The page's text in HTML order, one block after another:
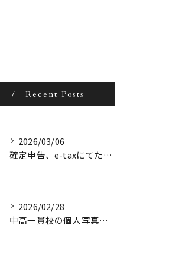
Recent Posts
2026/03/06
確定申告、e-taxにてたった今、完了しました！！
2026/02/28
中高一貫校の個人写真撮影、3日間終了！